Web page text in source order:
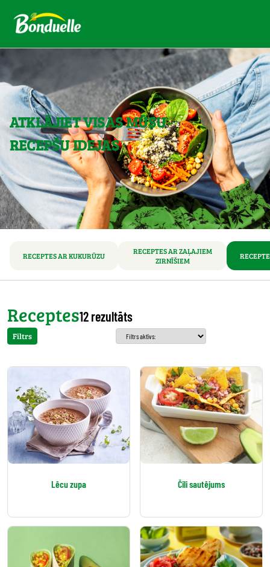
ATKLĀJIET VISAS MŪSU
RECEPŠU IDEJAS
RECEPTES AR KUKURŪZU
RECEPTES AR ZAĻAJIEM
ZIRNĪŠIEM
Receptes12 rezultāts
Filtrs
Lēcu zupa Čili sautējums